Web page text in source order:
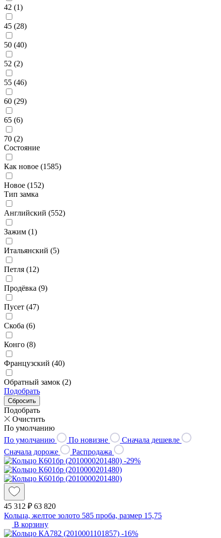
42 (1)
45 (28)
50 (40)
52 (2)
55 (46)
60 (29)
65 (6)
70 (2)
Состояние
Как новое (1585)
Новое (152)
Тип замка
Английский (552)
Зажим (1)
Итальянский (5)
Петля (12)
Продёвка (9)
Пусет (47)
Скоба (6)
Конго (8)
Французский (40)
Обратный замок (2)
Подобрать
Подобрать
Очистить
По умолчанию
По умолчанию
По новизне
Сначала дешевле
Сначала дороже
Распродажа
-29%
45 312 ₽ 63 820
Кольца, желтое золото 585 проба, размер 15,75
В корзину
-16%